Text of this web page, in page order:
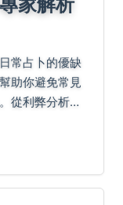
常占卜的優缺
助你避免常見
從利弊分析到